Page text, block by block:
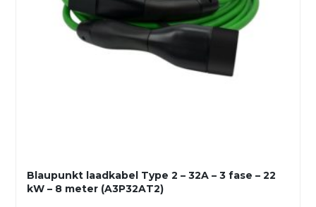
Blaupunkt laadkabel Type 2 – 32A – 3 fase – 22
kW – 8 meter (A3P32AT2)